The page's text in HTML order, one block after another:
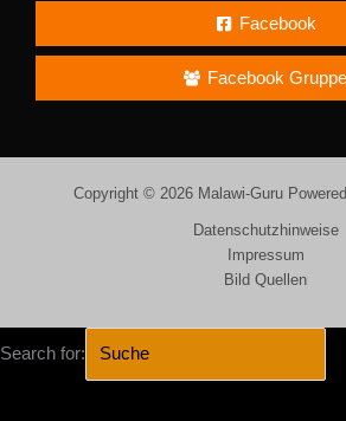
Facebook
Facebook Gruppe
Copyright © 2026 Malawi-Guru
Datenschutzhinweise
Impressum
Bild Quellen
Search for: